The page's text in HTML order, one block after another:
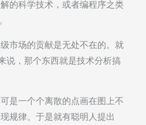
的科学技术，或者编程序之类
市场的贡献是无处不在的。就
说，那个东西就是技术分析搞
是一个个离散的点画在图上不
规律。于是就有聪明人提出